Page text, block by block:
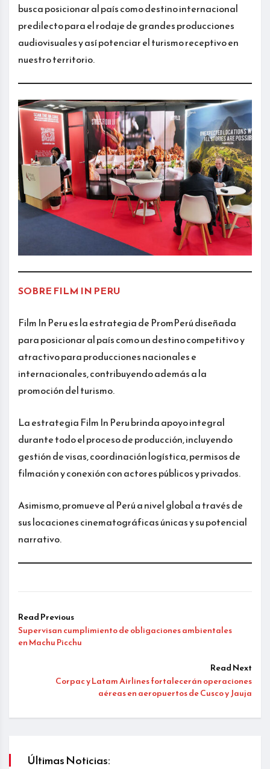
busca posicionar al país como destino internacional
predilecto para el rodaje de grandes producciones
audiovisuales y así potenciar el turismo receptivo en
nuestro territorio.
SOBRE FILM IN PERU
Film In Peru es la estrategia de PromPerú diseñada
para posicionar al país como un destino competitivo y
atractivo para producciones nacionales e
internacionales, contribuyendo además a la
promoción del turismo.
La estrategia Film In Peru brinda apoyo integral
durante todo el proceso de producción, incluyendo
gestión de visas, coordinación logística, permisos de
filmación y conexión con actores públicos y privados.
Asimismo, promueve al Perú a nivel global a través de
sus locaciones cinematográficas únicas y su potencial
narrativo.
Read Previous
Supervisan cumplimiento de obligaciones ambientales
en Machu Picchu
Read Next
Corpac y Latam Airlines fortalecerán operaciones
aéreas en aeropuertos de Cusco y Jauja
Últimas Noticias: